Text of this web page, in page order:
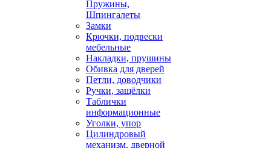
Пружины,
Шпингалеты
Замки
Крючки, подвески
мебельные
Накладки, прушины
Обивка для дверей
Петли, доводчики
Ручки, защёлки
Таблички
информационные
Уголки, упор
Цилиндровый
механизм, дверной